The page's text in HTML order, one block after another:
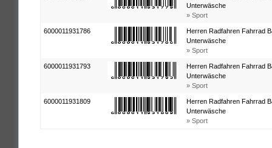
Unterwäsche
» Sport
6000011931786
Herren Radfahren Fahrrad
Unterwäsche
» Sport
6000011931793
Herren Radfahren Fahrrad
Unterwäsche
» Sport
6000011931809
Herren Radfahren Fahrrad
Unterwäsche
» Sport